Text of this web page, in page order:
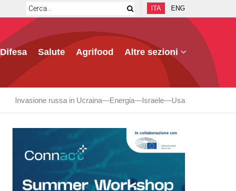
ITA ENG
Difesa Salute Agrifood Altre sezioni
Invasione russa in Ucraina Energia Israele Usa